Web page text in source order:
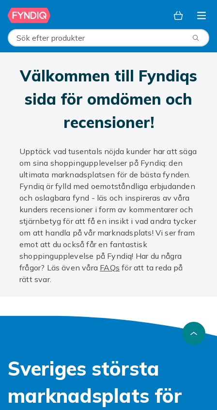
Hoppa till huvudinnehållet
Sök efter produkter
Välkommen till Fyndiqs
sida för omdömen och
recensioner!
Upptäck vad tusentals nöjda kunder har att säga
om sina shoppingupplevelser på Fyndiq: den
ultimata marknadsplatsen för de bästa fynden.
Fyndiq är fylld med oemotståndliga erbjudanden
och oslagbara fynd - läs och inspireras av våra
kunders recensioner i form av kommentarer och
stjärnbetyg för att få en insikt i vad andra tycker
om att handla på vår marknadsplats! Vi ser fram
emot att du också får en fantastisk
shoppingupplevelse på Fyndiq! Har du några
frågor? Läs även våra FAQs för att ta reda på
rätt svar.
Sveriges största
marknadsplats för